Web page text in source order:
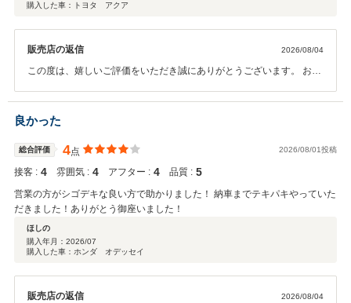
購入した車：トヨタ アクア
販売店の返信 2026/08/04
この度は、嬉しいご評価をいただき誠にありがとうございます。 お客
ます。 これからも安心・安全なカーライフをサポートできるよう努め
てまいりますので、 お車のことなら何でもお気軽にご相談ください。
良かった
総合評価 4点 2026/08/01投稿
接客 : 4 雰囲気 : 4 アフター : 4 品質 : 5
営業の方がシゴデキな良い方で助かりました！ 納車までテキパキやっていた
だきました！ありがとう御座いました！
ほしの
購入年月： 2026/07
購入した車：ホンダ オデッセイ
販売店の返信 2026/08/04